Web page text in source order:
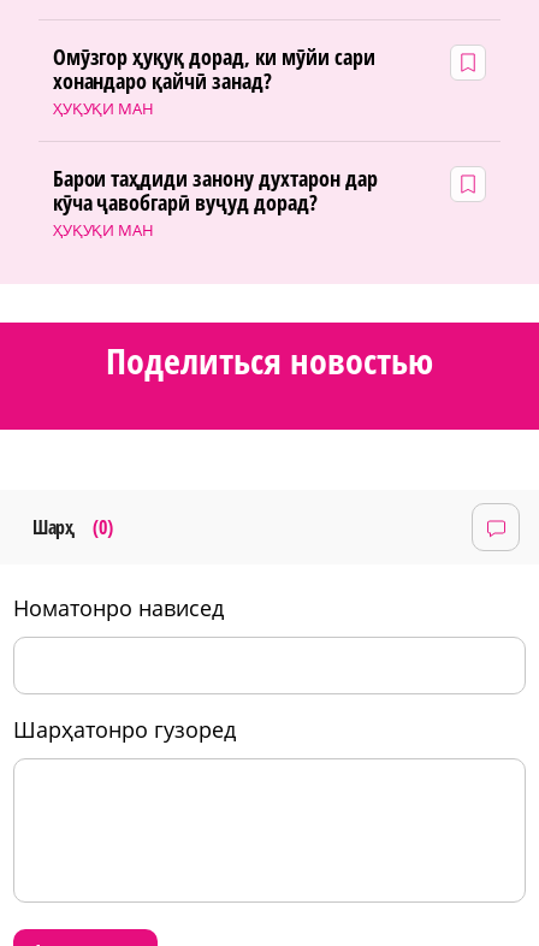
ҲУҚУҚИ МАН
Омӯзгор ҳуқуқ дорад, ки мӯйи сари
хонандаро қайчӣ занад?
ҲУҚУҚИ МАН
Барои таҳдиди занону духтарон дар
кӯча ҷавобгарӣ вуҷуд дорад?
Поделиться новостью
Шарҳ (0)
номатонро нависед
шарҳатонро гузоред